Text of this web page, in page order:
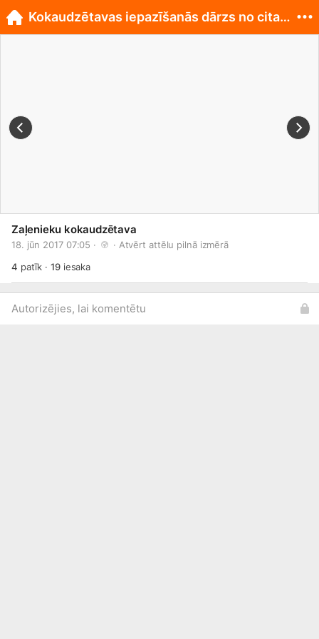
Zaļenieku kokaudzētava
18. jūn 2017 07:05 · · Atvērt attēlu pilnā izmērā
4 patīk ·19iesaka
Autorizējies, lai komentētu
Kokaudzētavas iepazīšanās dārzs no cita rakursa